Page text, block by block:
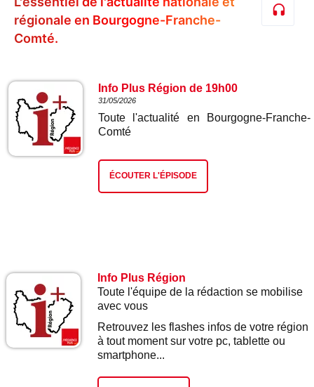
régionale en Bourgogne-Franche-
Comté.
Info Plus Région de 19h00
31/05/2026
Toute l'actualité en Bourgogne-Franche-
Comté
ÉCOUTER L'ÉPISODE
Info Plus Région
Toute l'équipe de la rédaction se mobilise
avec vous
Retrouvez les flashes infos de votre région
à tout moment sur votre pc, tablette ou
smartphone...